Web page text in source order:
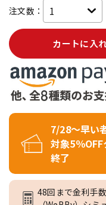
注文数：
カートに入
7/28～早い
対象5％
終了
48回まで金利手